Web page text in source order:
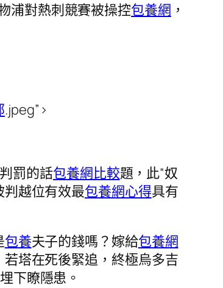
浦對熱刺競賽被操控包養網 ，
.jpeg”>
罰的話包養網比較題，此“奴
越位有效最包養網心得具有
包養夫子的錢嗎？嫁給包養網
塔在死後緊追，終極烏多吉
下瞭隱患。